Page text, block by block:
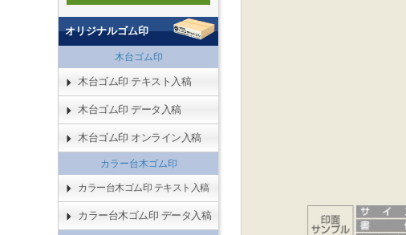
オリジナルゴム印
木台ゴム印
木台ゴム印 テキスト入稿
木台ゴム印 データ入稿
木台ゴム印 オンライン入稿
カラー台木ゴム印
カラー台木ゴム印 テキスト入稿
カラー台木ゴム印 データ入稿